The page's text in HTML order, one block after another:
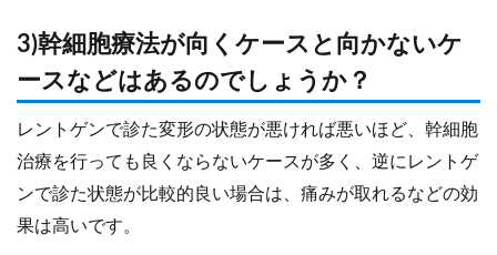
3)幹細胞療法が向くケースと向かないケ
ースなどはあるのでしょうか？
レントゲンで診た変形の状態が悪ければ悪いほど、幹細胞
治療を行っても良くならないケースが多く、逆にレントゲ
ンで診た状態が比較的良い場合は、痛みが取れるなどの効
果は高いです。